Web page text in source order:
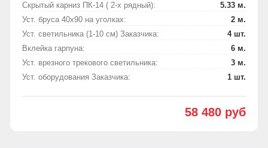
Скрытый карниз ПК-14 ( 2-х рядный):
5.33 м.
Уст. бруса 40х90 на уголках:
2 м.
Уст. светильника (1-10 см) Заказчика:
4 шт.
Вклейка гарпуна:
6 м.
Уст. врезного трекового светильника:
3 м.
Уст. оборудования Заказчика:
1 шт.
58 480 руб